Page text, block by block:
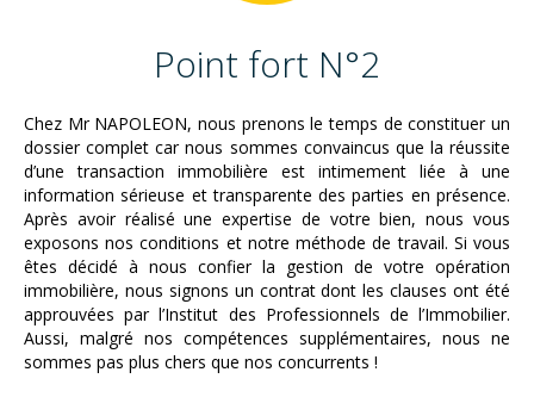
Point fort N°2
Chez Mr NAPOLEON, nous prenons le temps de constituer un
dossier complet car nous sommes convaincus que la réussite
d’une transaction immobilière est intimement liée à une
information sérieuse et transparente des parties en présence.
Après avoir réalisé une expertise de votre bien, nous vous
exposons nos conditions et notre méthode de travail. Si vous
êtes décidé à nous confier la gestion de votre opération
immobilière, nous signons un contrat dont les clauses ont été
approuvées par l’Institut des Professionnels de l’Immobilier.
Aussi, malgré nos compétences supplémentaires, nous ne
sommes pas plus chers que nos concurrents !